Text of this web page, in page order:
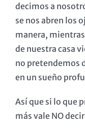
decimos a
se nos abren los
manera,
de nuestra casa
no pretendemos
en un sueño
Así que si lo que
más vale NO